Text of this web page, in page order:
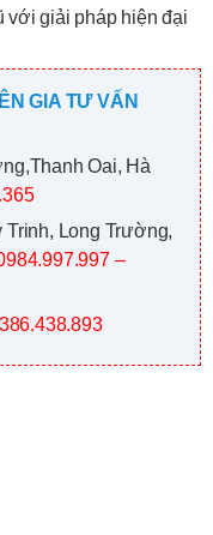
với giải pháp hiện đại
GIA TƯ VẤN
Oai, Hà
Trinh, Long Trường,
–